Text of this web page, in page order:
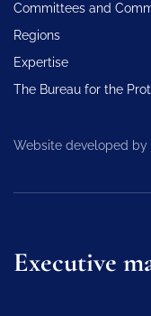
Committees and
Regions
Expertise
The Bureau for the
Website developed
Executive